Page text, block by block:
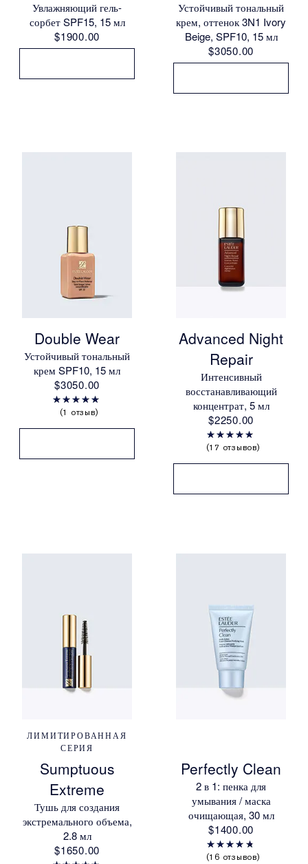
Увлажняющий гель-
сорбет SPF15, 15 мл
$1900.00
Устойчивый тональный
крем, оттенок 3N1 Ivory
Beige, SPF10, 15 мл
$3050.00
Double Wear
Устойчивый тональный
крем SPF10, 15 мл
$3050.00
1 отзыв
Advanced Night
Repair
Интенсивный
восстанавливающий
концентрат, 5 мл
$2250.00
17 отзывов
ЛИМИТИРОВАННАЯ
СЕРИЯ
Sumptuous
Extreme
Тушь для создания
экстремального объема,
2.8 мл
$1650.00
Perfectly Clean
2 в 1: пенка для
умывания / маска
очищающая, 30 мл
$1400.00
16 отзывов